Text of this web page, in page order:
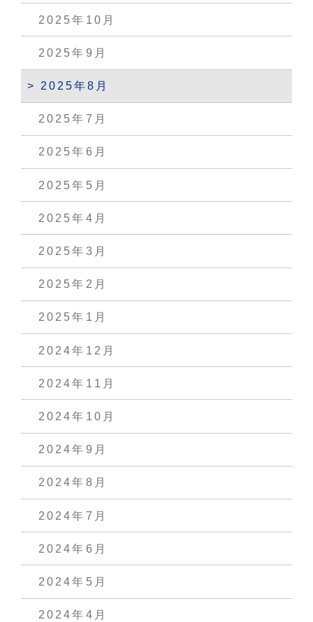
2025年10月
2025年9月
2025年8月
2025年7月
2025年6月
2025年5月
2025年4月
2025年3月
2025年2月
2025年1月
2024年12月
2024年11月
2024年10月
2024年9月
2024年8月
2024年7月
2024年6月
2024年5月
2024年4月